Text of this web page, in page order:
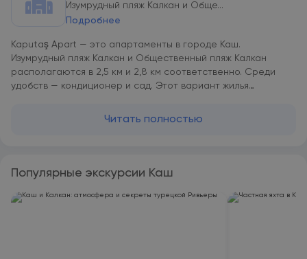
Изумрудный пляж Калкан и Обще...
Подробнее
Kaputaş Apart — это апартаменты в городе Каш.
Изумрудный пляж Калкан и Общественный пляж Калкан
располагаются в 2,5 км и 2,8 км соответственно. Среди
удобств — кондиционер и сад. Этот вариант жилья
как Ликийское кладбище в скалах. Среди удобств есть
распоряжении гостей телевизор с плоским экраном. Гостям
этих апартаментов предоставляются полотенца и
постельное белье. Kaputaş Apart располагается на
Читать полностью
Популярные экскурсии Каш